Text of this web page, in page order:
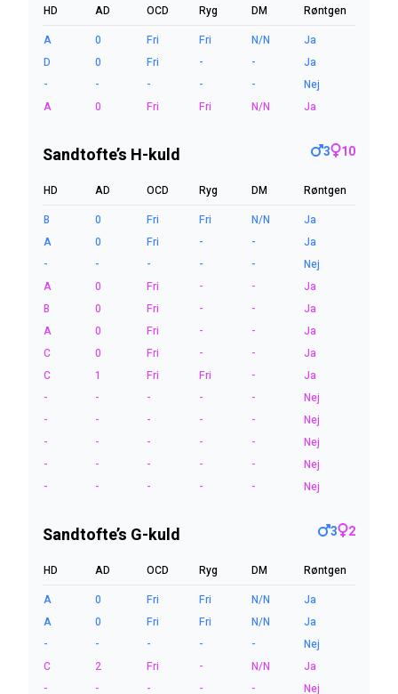
HD AD OCD Ryg DM
Røntgen
A
0 Fri Fri N/N
Ja
D
0 Fri - -
Ja
-
- - - -
Nej
A
0 Fri Fri N/N Ja
Sandtofte’s H-kuld 3 10
HD AD OCD Ryg DM
Røntgen
B
0 Fri Fri N/N
Ja
A
0 Fri - -
Ja
-
- - - -
Nej
A
0 Fri - -
Ja
B
0 Fri - -
Ja
A
0 Fri - -
Ja
C
0 Fri - -
Ja
C
1 Fri Fri -
Ja
-
- - - -
Nej
-
- - - -
Nej
-
- - - -
Nej
-
- - - -
Nej
-
- - - - Nej
Sandtofte’s G-kuld 3 2
HD AD OCD Ryg DM
Røntgen
A
0 Fri Fri N/N
Ja
A
0 Fri Fri N/N
Ja
-
- - - -
Nej
C
2 Fri - N/N
Ja
-
- - - - Nej